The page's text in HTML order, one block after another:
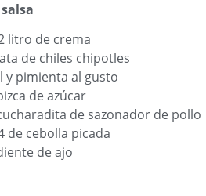
litro de crema
de chiles chipotles
y pimienta al gusto
de azúcar
de sazonador de pollo
de cebolla picada
de ajo